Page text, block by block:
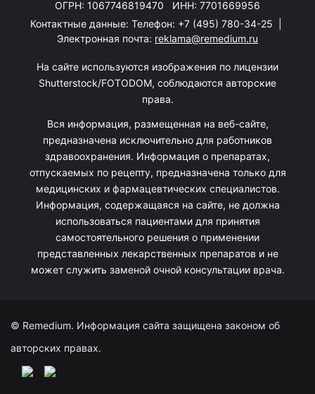
ОГРН: 1067746819470 ИНН: 7701669956
Контактные данные: Телефон: +7 (495) 780-34-25
Электронная почта: reklama@remedium.ru
На сайте используются изображения по лицензии
Shutterstock/FOTODOM, соблюдаются авторские
права.
Вся информация, размещенная на веб-сайте,
предназначена исключительно для работников
здравоохранения. Информация о препаратах,
отпускаемых по рецепту, предназначена только для
медицинских и фармацевтических специалистов.
Информация, содержащаяся на сайте, не должна
использоваться пациентами для принятия
самостоятельного решения о применении
представленных лекарственных препаратов и не
может служить заменой очной консультации врача.
© Remedium. Информация сайта защищена законом об
авторских правах.